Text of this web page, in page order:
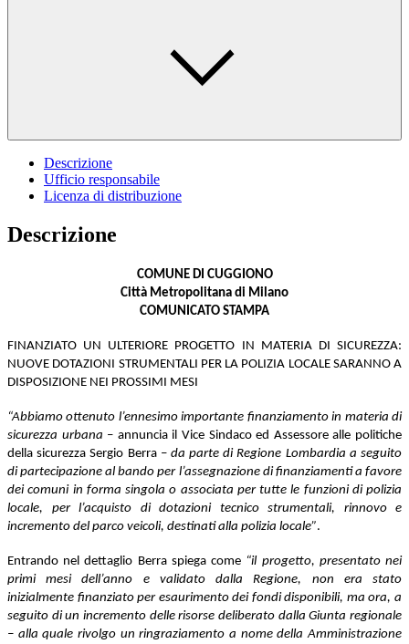
Descrizione
Ufficio responsabile
Licenza di distribuzione
Descrizione
COMUNE DI CUGGIONO
Città Metropolitana di Milano
COMUNICATO STAMPA
FINANZIATO UN ULTERIORE PROGETTO IN MATERIA DI SICUREZZA:
NUOVE DOTAZIONI STRUMENTALI PER LA POLIZIA LOCALE SARANNO A
DISPOSIZIONE NEI PROSSIMI MESI
“Abbiamo ottenuto l’ennesimo importante finanziamento in materia di
sicurezza urbana – annuncia il Vice Sindaco ed Assessore alle politiche
della sicurezza Sergio Berra – da parte di Regione Lombardia a seguito
di partecipazione al bando per l’assegnazione di finanziamenti a favore
dei comuni in forma singola o associata per tutte le funzioni di polizia
locale, per l’acquisto di dotazioni tecnico strumentali, rinnovo e
incremento del parco veicoli, destinati alla polizia locale”.
Entrando nel dettaglio Berra spiega come “il progetto, presentato nei
primi mesi dell’anno e validato dalla Regione, non era stato
inizialmente finanziato per esaurimento dei fondi disponibili, ma ora, a
seguito di un incremento delle risorse deliberato dalla Giunta regionale
– alla quale rivolgo un ringraziamento a nome della Amministrazione